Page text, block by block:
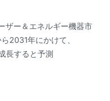
ザー＆エネルギー機器市
2031年にかけて、
長すると予測